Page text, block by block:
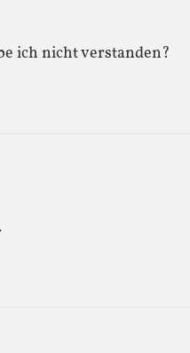
ich nicht verstanden?